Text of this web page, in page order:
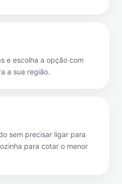
e escolha a opção com
a sua região.
sem precisar ligar para
para cotar o menor